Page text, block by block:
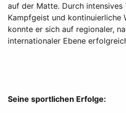
auf der Matte. Durch intensives
Kampfgeist und kontinuierliche
konnte er sich auf regionaler,
internationaler Ebene
Seine sportlichen Erfolge: